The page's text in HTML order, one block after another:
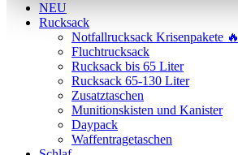
NEU
Rucksack
Notfallrucksack Krisenpakete 🔥
Fluchtrucksack
Rucksack bis 65 Liter
Rucksack 65-130 Liter
Zusatztaschen
Munitionskisten und Kanister
Daypack
Waffentragetaschen